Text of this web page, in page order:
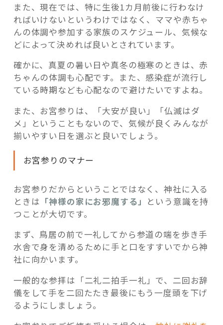
また、現在では、特に生後1カ月前後に行わなけ
ればいけないというわけではなく、ママや赤ちゃ
んの体調や参加する家族のスケジュール、気候な
どによって決めれば良いとされています。
確かに、真夏の暑い日や真冬の極寒のときは、赤
ちゃんの体調も心配です。また、感染症が流行し
ている時期なども心配なので避けたいですよね。
また、お宮参りは、「大安が良い」「仏滅はダ
メ」ということもないので、気候が良くみんなが
揃いやすい日を選ぶと良いでしょう。
お宮参りのマナー
お宮参りだからということではなく、神社に入る
ときは 「神様の家にお邪魔する」 という意識を持
つことが大切です。
まず、鳥居の前で一礼してから参道の端を歩き手
水舎で身を清めるために手と口をすすいでから神
社に向かいます。
一般的な参拝は「二礼二拍手一礼」で、二回お辞
儀をして手を二回たたき最後にもう一度頭を下げ
るようにしましょう。